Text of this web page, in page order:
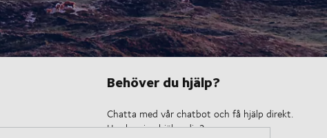
Behöver du hjälp?
Chatta med vår chatbot och få hjälp direkt.
Hur kan jag hjälpa dig?